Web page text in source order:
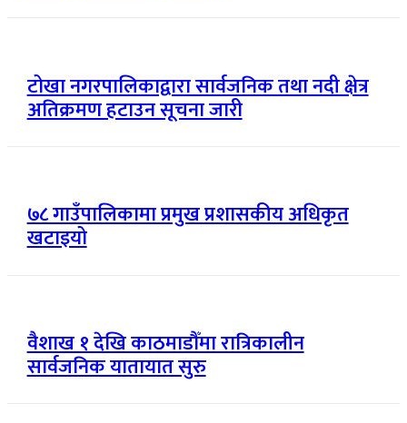
टोखा नगरपालिकाद्वारा सार्वजनिक तथा नदी क्षेत्र
अतिक्रमण हटाउन सूचना जारी
७८ गाउँपालिकामा प्रमुख प्रशासकीय अधिकृत
खटाइयो
वैशाख १ देखि काठमाडौँमा रात्रिकालीन
सार्वजनिक यातायात सुरु